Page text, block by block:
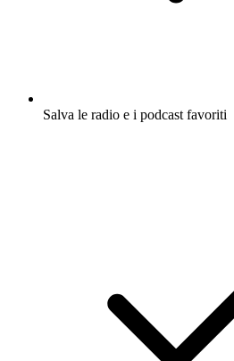
Salva le radio e i podcast favoriti